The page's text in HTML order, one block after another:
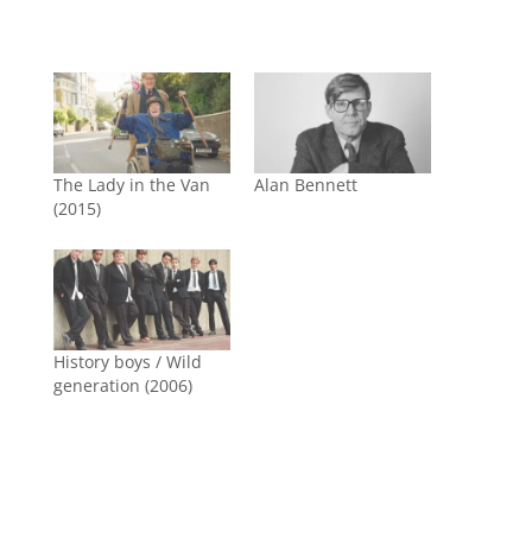
The Lady in the Van
(2015)
Alan Bennett
History boys / Wild
generation (2006)